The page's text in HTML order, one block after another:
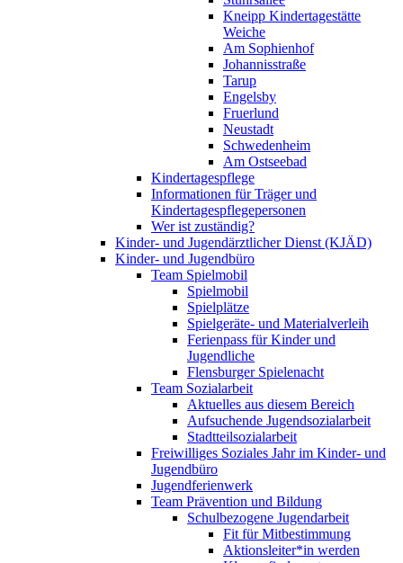
Kneipp Kindertagestätte
Weiche
Am Sophienhof
Johannisstraße
Tarup
Engelsby
Fruerlund
Neustadt
Schwedenheim
Am Ostseebad
Kindertagespflege
Informationen für Träger und
Kindertagespflegepersonen
Wer ist zuständig?
Kinder- und Jugendärztlicher Dienst (KJÄD)
Kinder- und Jugendbüro
Team Spielmobil
Spielmobil
Spielplätze
Spielgeräte- und Materialverleih
Ferienpass für Kinder und
Jugendliche
Flensburger Spielenacht
Team Sozialarbeit
Aktuelles aus diesem Bereich
Aufsuchende Jugendsozialarbeit
Stadtteilsozialarbeit
Freiwilliges Soziales Jahr im Kinder- und
Jugendbüro
Jugendferienwerk
Team Prävention und Bildung
Schulbezogene Jugendarbeit
Fit für Mitbestimmung
Aktionsleiter*in werden